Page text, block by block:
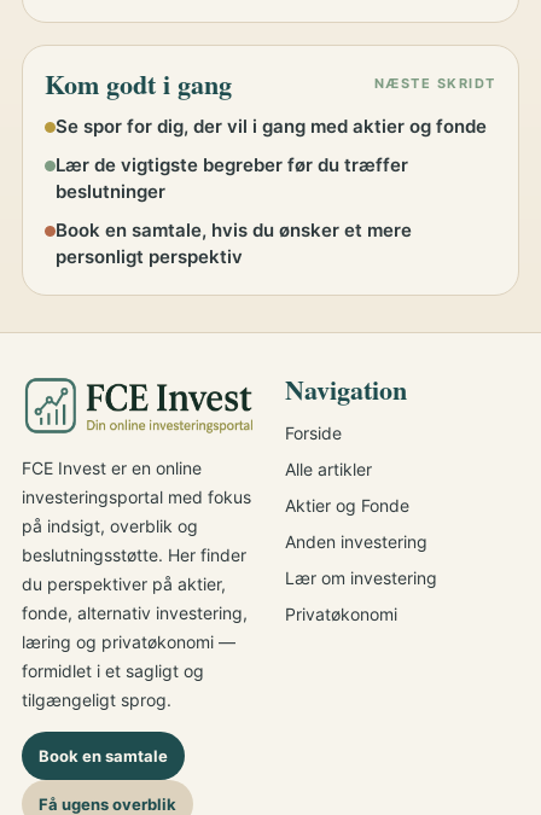
Kom godt i gang NÆSTE SKRIDT
Se spor for dig, der vil i gang med aktier og fonde
Lær de vigtigste begreber før du træffer
beslutninger
Book en samtale, hvis du ønsker et mere
personligt perspektiv
FCE Invest er en online
investeringsportal med fokus
på indsigt, overblik og
beslutningsstøtte. Her finder
du perspektiver på aktier,
fonde, alternativ investering,
læring og privatøkonomi —
formidlet i et sagligt og
tilgængeligt sprog.
Book en samtale
Få ugens overblik
Navigation
Forside
Alle artikler
Aktier og Fonde
Anden investering
Lær om investering
Privatøkonomi